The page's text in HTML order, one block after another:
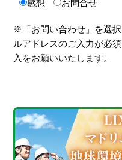
感想 お問合せ
※「お問い合わせ」を選
ルアドレスのご入力が必
入をお願いいたします。